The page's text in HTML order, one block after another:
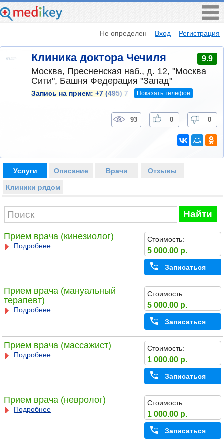
Не определен Вход Регистрация
Клиника доктора Чечиля 9.9
Москва, Пресненская наб., д. 12, "Москва
Сити", Башня Федерация "Запад"
Запись на прием: +7 (495) 7 Показать телефон
93 0 0
Услуги Описание Врачи Отзывы
Клиники рядом
Найти
Прием врача (кинезиолог)
Подробнее
Стоимость:
5 000.00 р.
Записаться
Прием врача (мануальный
терапевт)
Подробнее
Стоимость:
5 000.00 р.
Записаться
Прием врача (массажист)
Подробнее
Стоимость:
1 000.00 р.
Записаться
Прием врача (невролог)
Подробнее
Стоимость:
1 000.00 р.
Записаться